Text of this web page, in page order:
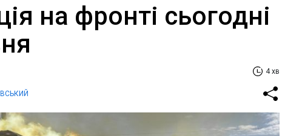
на фронті сьогодні
4 хв